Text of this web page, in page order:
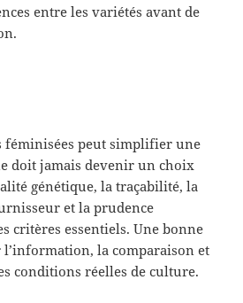
entre les variétés avant de
féminisées peut simplifier une
doit jamais devenir un choix
génétique, la traçabilité, la
et la prudence
critères essentiels. Une bonne
l’information, la comparaison et
conditions réelles de culture.